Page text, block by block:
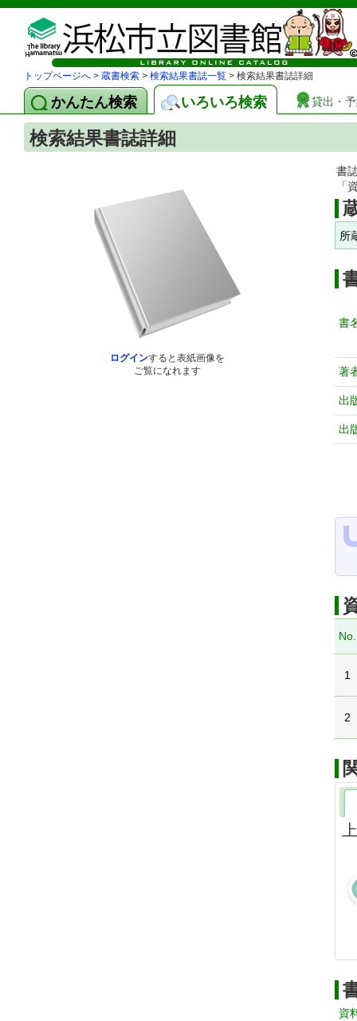
トップページへ > 蔵書検索 > 検索結果書誌一覧 > 検索結果書誌詳細
かんたん検索 いろいろ検索 貸出・
検索結果書誌詳細
ログインすると表紙画像を
ご覧になれます
書
「
所
書
著
出
出
No.
1
2
資